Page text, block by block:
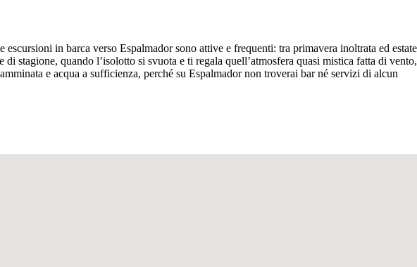
in barca verso Espalmador sono attive e frequenti: tra primavera inoltrata ed estate
stagione, quando l’isolotto si svuota e ti regala quell’atmosfera quasi mistica fatta di vento,
e acqua a sufficienza, perché su Espalmador non troverai bar né servizi di alcun